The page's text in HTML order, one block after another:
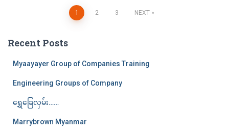
pagination
1 2 3 NEXT
Recent Posts
Myaayayer Group of Companies Training
Engineering Groups of Company
ရွှေခြေလှမ်း……
Marrybrown Myanmar